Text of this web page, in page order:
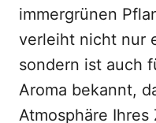
immergrünen
verleiht nicht nur
sondern ist auch
Aroma bekannt,
Atmosphäre Ihres